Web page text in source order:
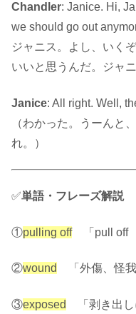
Chandler: Janice. Hi,
we should go out
ジャニス。よし、いく
いいと思うんだ。ジャニ
Janice: All right. Well,
（わかった。うーんと
れ。）
✅単語・フレーズ解説
①pulling off「pull off
②wound 「外傷、怪我
③exposed 「剥き出し